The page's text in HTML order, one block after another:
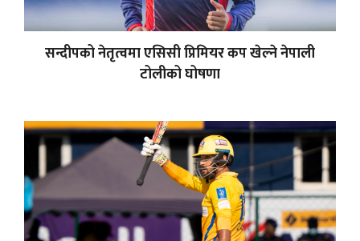
सन्दीपको नेतृत्वमा एसिसी प्रिमियर कप खेल्ने नेपाली
टोलीको घोषणा